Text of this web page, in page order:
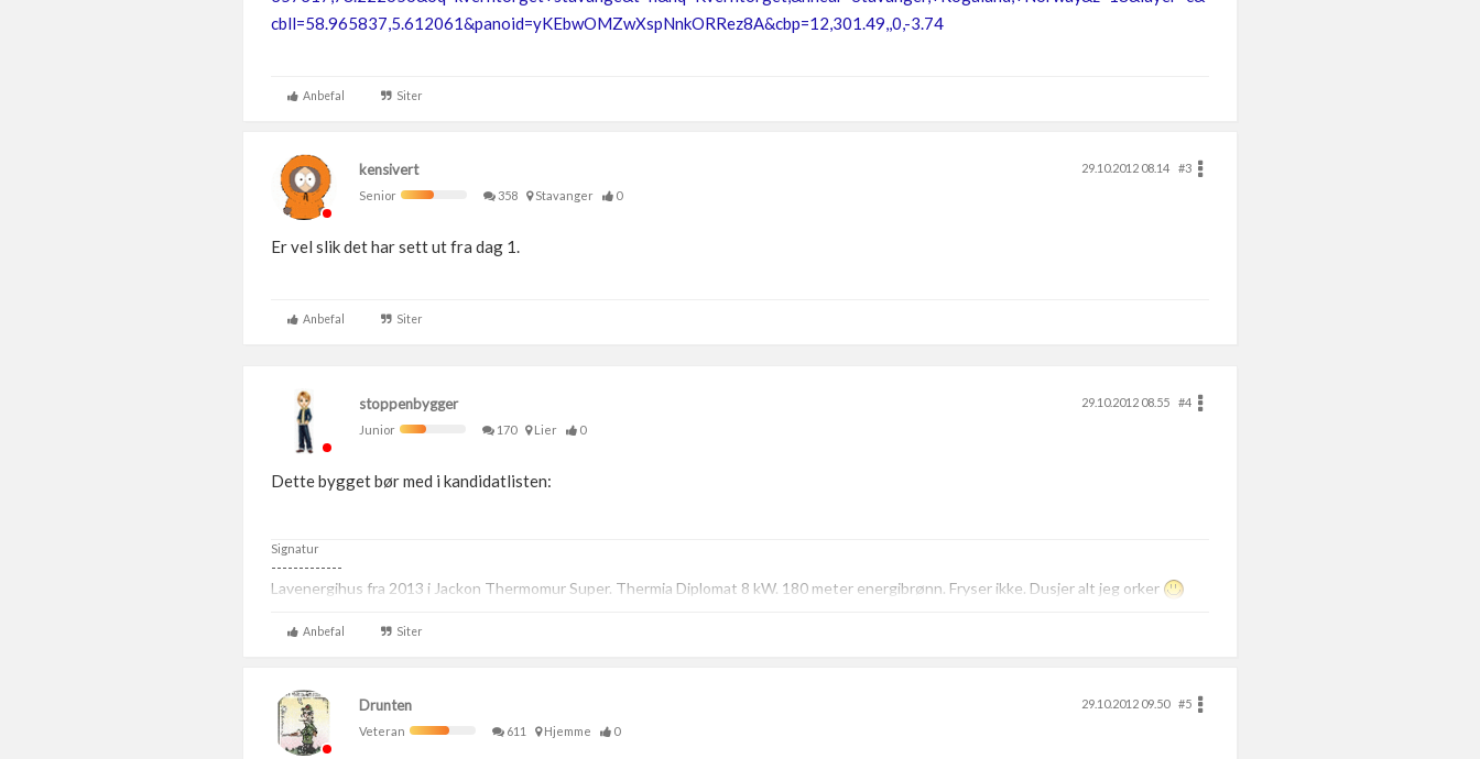
cbll=58.965837,5.612061&panoid=yKEbwOMZwXspNnkORRez8A&cbp=12,301.49,,0,-3.74
Anbefal Siter
kensivert 29.10.2012 08.14
#3
Senior
358 Stavanger 0
Er vel slik det har sett ut fra dag 1.
Anbefal Siter
stoppenbygger 29.10.2012 08.55
#4
Junior
170 Lier 0
Dette bygget bør med i kandidatlisten:
Signatur
-------------
Lavenergihus fra 2013 i Jackon Thermomur Super. Thermia Diplomat 8 kW. 180 meter energibrønn. Fryser ikke. Dusjer alt jeg orker
Anbefal Siter
Drunten 29.10.2012 09.50
#5
Veteran
611 Hjemme 0